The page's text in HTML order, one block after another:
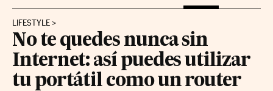
LIFESTYLE
No te quedes nunca sin
Internet: así puedes utilizar
tu portátil como un router